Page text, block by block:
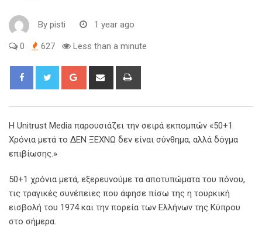
By pisti 1 year ago
0 627 Less than a minute
Η Unitrust Media παρουσιάζει την σειρά εκπομπών «50+1
Χρόνια μετά το ΔΕΝ ΞΕΧΝΩ δεν είναι σύνθημα, αλλά δόγμα
επιβίωσης.»
50+1 χρόνια μετά, εξερευνούμε τα αποτυπώματα του πόνου,
τις τραγικές συνέπειες που άφησε πίσω της η τουρκική
εισβολή του 1974 και την πορεία των Ελλήνων της Κύπρου
στο σήμερα.